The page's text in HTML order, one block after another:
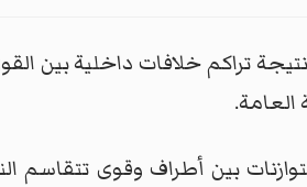
تراكم خلافات داخلية بين
العامة.
بين أطراف وقوى تتقاسم